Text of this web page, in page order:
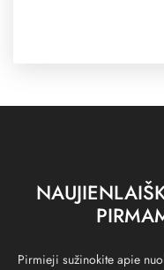
Pirmieji sužinokite apie